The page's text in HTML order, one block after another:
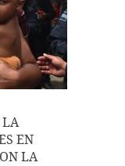
LA
EN
LA